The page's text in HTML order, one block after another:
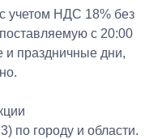
учетом НДС 18% без
с 20:00
и праздничные дни,
по городу и области.